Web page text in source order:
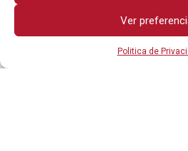
Ver
Politica de